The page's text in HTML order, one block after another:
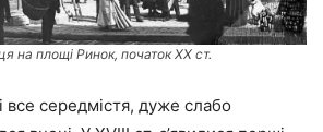
на площі Ринок, початок ХХ ст.
все середмістя, дуже слабо